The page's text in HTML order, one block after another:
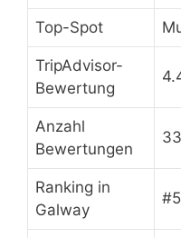
Top-Spot
TripAdvisor-
Bewertung
Anzahl
Bewertungen
Ranking in
Galway